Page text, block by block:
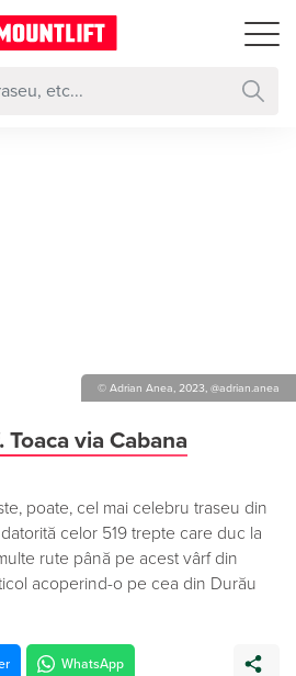
© Adrian Anea, 2023, @adrian.anea
via Cabana
poate, cel mai celebru traseu din
celor 519 trepte care duc la
rute până pe acest vârf din
acoperind-o pe cea din Durău
WhatsApp